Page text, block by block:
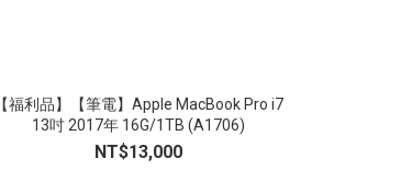
【福利品】【筆電】Apple MacBook Pro i7
13吋 2017年 16G/1TB (A1706)
NT$13,000